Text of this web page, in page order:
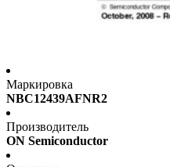
Маркировка
NBC12439AFNR2
Производитель
ON Semiconductor